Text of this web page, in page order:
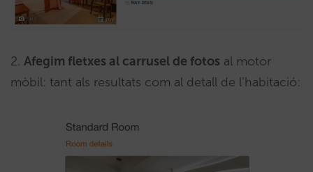
2. Afegim fletxes al carrusel de fotos al motor
mòbil: tant als resultats com al detall de l’habitació: